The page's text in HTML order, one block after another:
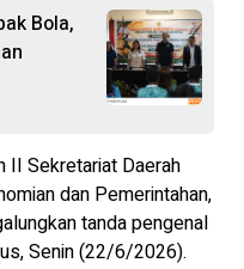
Bola,
II Sekretariat Daerah
dan Pemerintahan,
tanda pengenal
Senin (22/6/2026).